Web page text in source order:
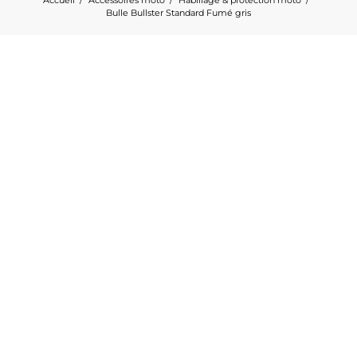
Bulle Bullster Standard Fumé gris